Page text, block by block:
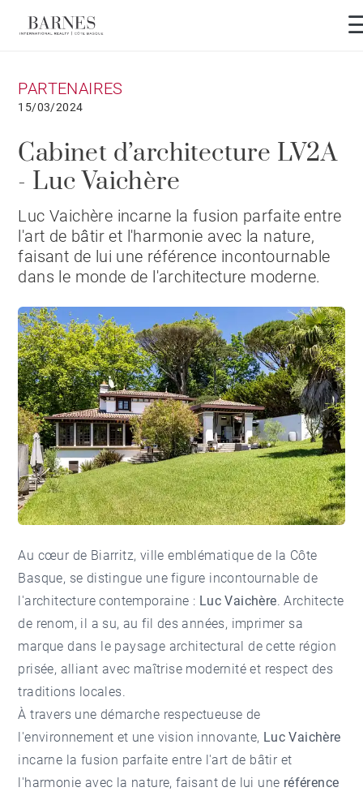
PARTENAIRES
15/03/2024
Cabinet d’architecture LV2A
- Luc Vaichère
Luc Vaichère incarne la fusion parfaite entre
l'art de bâtir et l'harmonie avec la nature,
faisant de lui une référence incontournable
dans le monde de l'architecture moderne.
Au cœur de Biarritz, ville emblématique de la Côte
Basque, se distingue une figure incontournable de
l'architecture contemporaine : Luc Vaichère. Architecte
de renom, il a su, au fil des années, imprimer sa
marque dans le paysage architectural de cette région
prisée, alliant avec maîtrise modernité et respect des
traditions locales.
À travers une démarche respectueuse de
l'environnement et une vision innovante, Luc Vaichère
incarne la fusion parfaite entre l'art de bâtir et
l'harmonie avec la nature, faisant de lui une référence